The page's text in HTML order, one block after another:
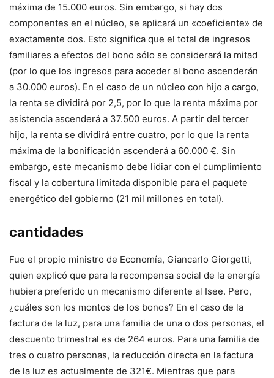
máxima de 15.000 euros. Sin embargo, si hay dos
componentes en el núcleo, se aplicará un «coeficiente» de
exactamente dos. Esto significa que el total de ingresos
familiares a efectos del bono sólo se considerará la mitad
(por lo que los ingresos para acceder al bono ascenderán
a 30.000 euros). En el caso de un núcleo con hijo a cargo,
la renta se dividirá por 2,5, por lo que la renta máxima por
asistencia ascenderá a 37.500 euros. A partir del tercer
hijo, la renta se dividirá entre cuatro, por lo que la renta
máxima de la bonificación ascenderá a 60.000 €. Sin
embargo, este mecanismo debe lidiar con el cumplimiento
fiscal y la cobertura limitada disponible para el paquete
energético del gobierno (21 mil millones en total).
cantidades
Fue el propio ministro de Economía, Giancarlo Giorgetti,
quien explicó que para la recompensa social de la energía
hubiera preferido un mecanismo diferente al Isee. Pero,
¿cuáles son los montos de los bonos? En el caso de la
factura de la luz, para una familia de una o dos personas, el
descuento trimestral es de 264 euros. Para una familia de
tres o cuatro personas, la reducción directa en la factura
de la luz es actualmente de 321€. Mientras que para